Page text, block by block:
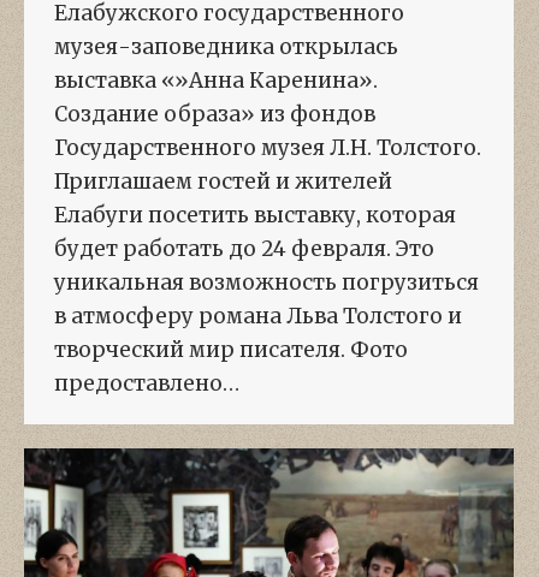
Елабужского государственного
музея-заповедника открылась
выставка «»Анна Каренина».
Создание образа» из фондов
Государственного музея Л.Н. Толстого.
Приглашаем гостей и жителей
Елабуги посетить выставку, которая
будет работать до 24 февраля. Это
уникальная возможность погрузиться
в атмосферу романа Льва Толстого и
творческий мир писателя. Фото
предоставлено…